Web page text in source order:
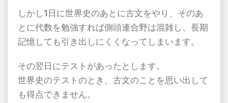
しかし1 日に世界史のあとに古文をやり、そのあ
とに代数を勉強すれば側頭連合野は混雑し、長期
記憶しても引き出しにくくなってしまいます。
その翌日にテストがあったとします。
世界史のテストのとき、古文のことを思い出して
も得点できません。